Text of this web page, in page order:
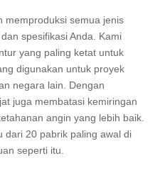
memproduksi semua jenis
spesifikasi Anda. Kami
yang paling ketat untuk
digunakan untuk proyek
negara lain. Dengan
juga membatasi kemiringan
angin yang lebih baik.
dari 20 pabrik paling awal di
seperti itu.